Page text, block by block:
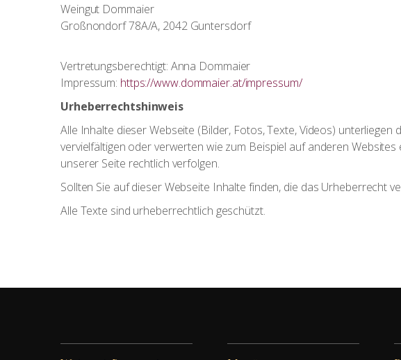
Weingut Dommaier
Großnondorf 78A/A, 2042 Guntersdorf
Vertretungsberechtigt: Anna Dommaier
Impressum: https://www.dommaier.at/impressum/
Urheberrechtshinweis
Alle Inhalte dieser Webseite (Bilder, Fotos, Texte, Videos)
vervielfältigen oder verwerten wie zum Beispiel auf anderen
unserer Seite rechtlich verfolgen.
Sollten Sie auf dieser Webseite Inhalte finden, die das Urheberrecht
Alle Texte sind urheberrechtlich geschützt.